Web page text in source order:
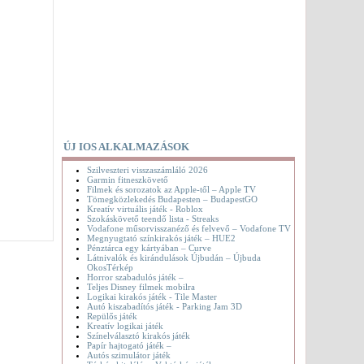
ÚJ IOS ALKALMAZÁSOK
Szilveszteri visszaszámláló 2026
Garmin fitneszkövető
Filmek és sorozatok az Apple-től – Apple TV
Tömegközlekedés Budapesten – BudapestGO
Kreatív virtuális játék - Roblox
Szokáskövető teendő lista - Streaks
Vodafone műsorvisszanéző és felvevő – Vodafone TV
Megnyugtató színkirakós játék – HUE2
Pénztárca egy kártyában – Curve
Látnivalók és kirándulások Újbudán – Újbuda
OkosTérkép
Horror szabadulós játék –
Teljes Disney filmek mobilra
Logikai kirakós játék - Tile Master
Autó kiszabadítós játék - Parking Jam 3D
Repülős játék
Kreatív logikai játék
Színelválasztó kirakós játék
Papír hajtogató játék –
Autós szimulátor játék